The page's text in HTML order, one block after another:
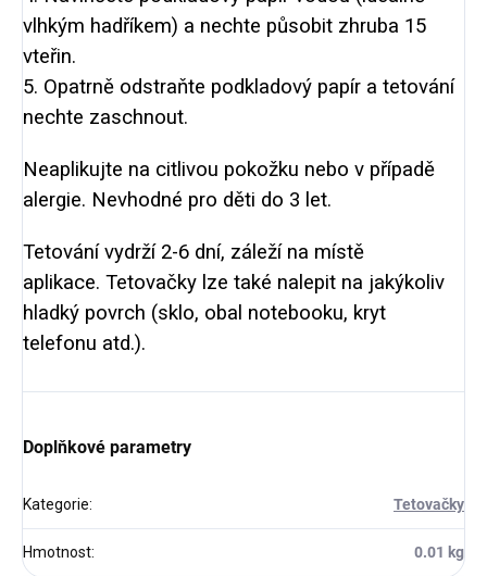
vlhkým hadříkem) a nechte působit zhruba 15
vteřin.
5. Opatrně odstraňte podkladový papír a tetování
nechte zaschnout.
Neaplikujte na citlivou pokožku nebo v případě
alergie. Nevhodné pro děti do 3 let.
Tetování vydrží 2-6 dní, záleží na místě
aplikace. Tetovačky lze také nalepit na jakýkoliv
hladký povrch (sklo, obal notebooku, kryt
telefonu atd.).
Doplňkové parametry
Kategorie: Tetovačky
Hmotnost: 0.01 kg